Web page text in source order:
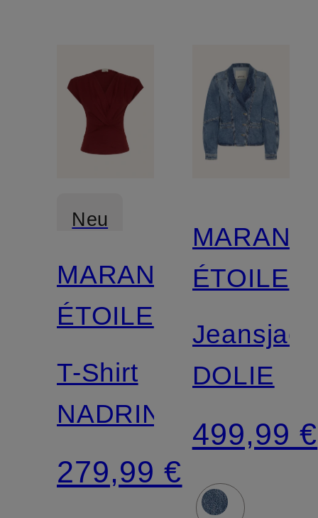
Neu
Zertifiziert
MARANT
ÉTOILE
T-Shirt
NADRINE
279,99 €
MARANT
ÉTOILE
DOLIE
499,99 €